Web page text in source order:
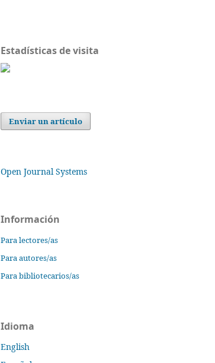
Estadísticas de visita
Enviar un artículo
Open Journal Systems
Información
Para lectores/as
Para autores/as
Para bibliotecarios/as
Idioma
English